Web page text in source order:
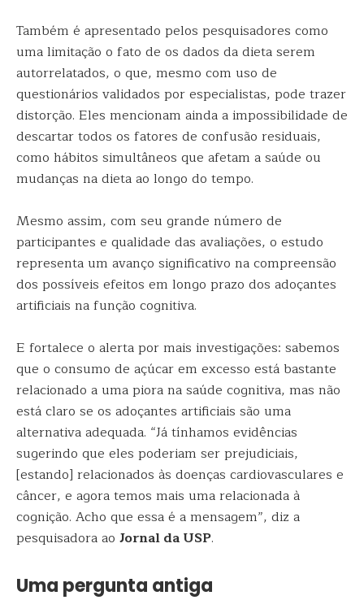
Também é apresentado pelos pesquisadores como
uma limitação o fato de os dados da dieta serem
autorrelatados, o que, mesmo com uso de
questionários validados por especialistas, pode trazer
distorção. Eles mencionam ainda a impossibilidade de
descartar todos os fatores de confusão residuais,
como hábitos simultâneos que afetam a saúde ou
mudanças na dieta ao longo do tempo.
Mesmo assim, com seu grande número de
participantes e qualidade das avaliações, o estudo
representa um avanço significativo na compreensão
dos possíveis efeitos em longo prazo dos adoçantes
artificiais na função cognitiva.
E fortalece o alerta por mais investigações: sabemos
que o consumo de açúcar em excesso está bastante
relacionado a uma piora na saúde cognitiva, mas não
está claro se os adoçantes artificiais são uma
alternativa adequada. “Já tínhamos evidências
sugerindo que eles poderiam ser prejudiciais,
[estando] relacionados às doenças cardiovasculares e
câncer, e agora temos mais uma relacionada à
cognição. Acho que essa é a mensagem”, diz a
pesquisadora ao Jornal da USP.
Uma pergunta antiga